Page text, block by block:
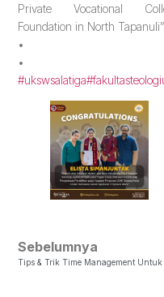
Private Vocational
Foundation in North Tapanuli”.
•
•
#ukswsalatiga
Sebelumnya